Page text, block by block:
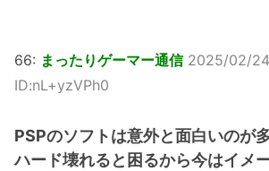
66: まったりゲーマー通信 2025/02/
ID:nL+yzVPh0
PSPのソフトは意外と面白いのが
ハード壊れると困るから今はイメ